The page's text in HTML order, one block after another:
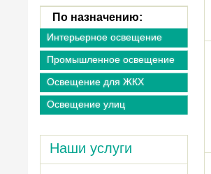
По назначению:
Интерьерное освещение
Промышленное освещение
Освещение для ЖКХ
Освещение улиц
Наши услуги